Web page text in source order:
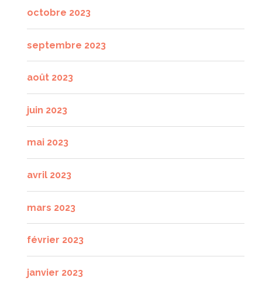
octobre 2023
septembre 2023
août 2023
juin 2023
mai 2023
avril 2023
mars 2023
février 2023
janvier 2023